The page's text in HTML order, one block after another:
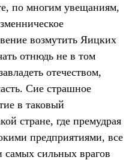
по многим увещаниям,
возмутить Яицких
отнюдь не в том
отечеством,
Сие страшное
в таковый
стране, где премудрая
предприятиями, все
сильных врагов